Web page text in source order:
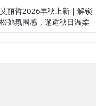
艾丽哲2026早秋上新｜解锁
松弛氛围感，邂逅秋日温柔